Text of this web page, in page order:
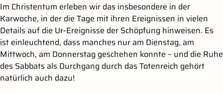
Im Christentum erleben wir das insbesondere in der
Karwoche, in der die Tage mit ihren Ereignissen in vielen
Details auf die Ur-Ereignisse der Schöpfung hinweisen. Es
ist einleuchtend, dass manches nur am Dienstag, am
Mittwoch, am Donnerstag geschehen konnte – und die Ruhe
des Sabbats als Durchgang durch das Totenreich gehört
natürlich auch dazu!